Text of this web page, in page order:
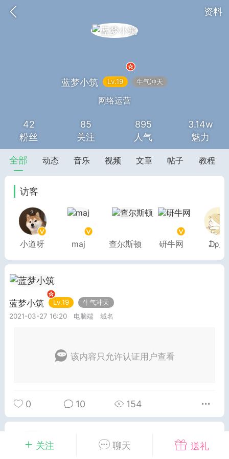
资料
基于wordpress开发 你所看
任务 直播
匿名 摇钱树
务器 苍穹云盘
刘的笔记
位
展示位
展示位
关注 聊天 送礼
蓝梦小筑 Lv.19 牛气冲天
网络运营
42
粉丝
85
关注
895
人气
3.14w
魅力
全部 动态 音乐 视频 文章 帖子 教程
访客
小道呀 maj 查尔斯顿 研牛网 ₯㎕
蓝梦小筑 Lv.19
牛气冲天
2021-03-27 16:20
电脑端 域名
该内容只允许认证用户查看
0 10 154